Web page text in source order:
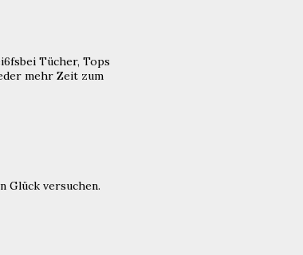
Tücher, Tops
mehr Zeit zum
Glück versuchen.